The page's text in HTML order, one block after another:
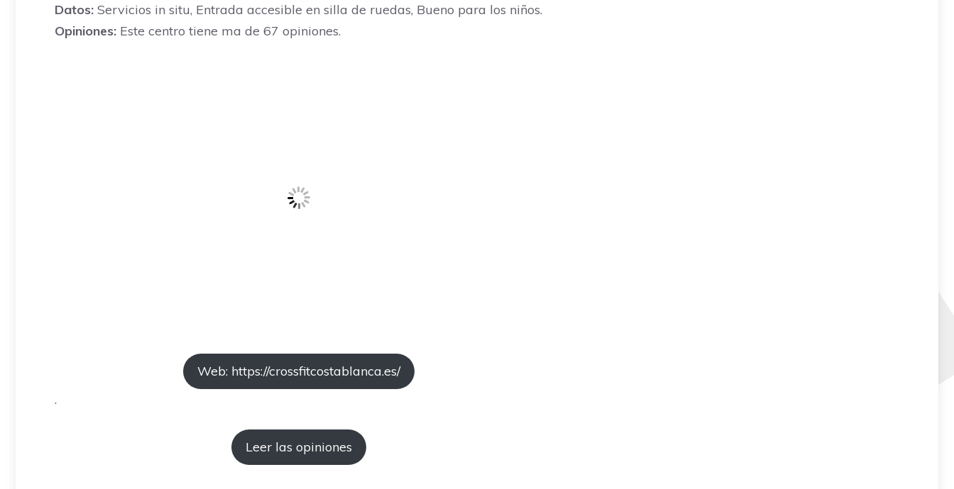
Datos: Servicios in situ, Entrada accesible en silla de ruedas, Bueno para los niños.
Opiniones: Este centro tiene ma de 67 opiniones.
Web: https://crossfitcostablanca.es/
.
Leer las opiniones